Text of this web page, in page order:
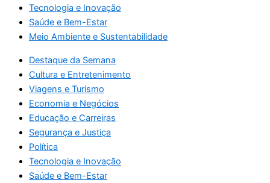
Tecnologia e Inovação
Saúde e Bem-Estar
Meio Ambiente e Sustentabilidade
Destaque da Semana
Cultura e Entretenimento
Viagens e Turismo
Economia e Negócios
Educação e Carreiras
Segurança e Justiça
Política
Tecnologia e Inovação
Saúde e Bem-Estar